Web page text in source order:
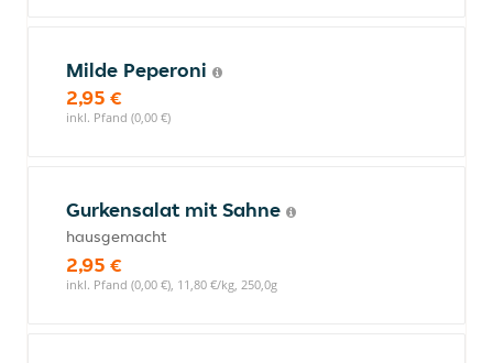
Milde Peperoni
2,95 €
inkl. Pfand (0,00 €)
Gurkensalat mit Sahne
hausgemacht
2,95 €
inkl. Pfand (0,00 €), 11,80 €/kg, 250,0g